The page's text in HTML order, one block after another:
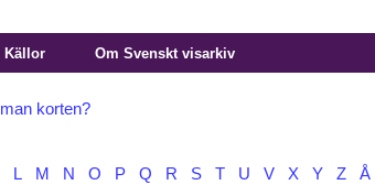
Källor Om Svenskt visarkiv
korten?
L M N O P Q R S T U V X Y Z Å